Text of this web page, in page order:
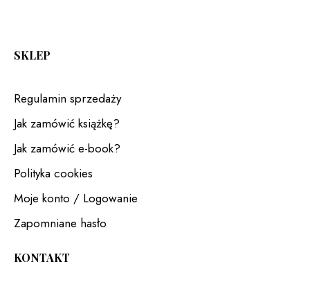
SKLEP
Regulamin sprzedaży
Jak zamówić książkę?
Jak zamówić e-book?
Polityka cookies
Moje konto / Logowanie
Zapomniane hasło
KONTAKT